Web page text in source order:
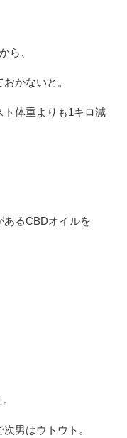
ら、
かないと。
ト体重よりも1キロ減
あるCBDオイルを
男はウトウト。